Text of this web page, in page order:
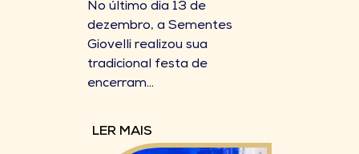
No último dia 13 de
dezembro, a Sementes
Giovelli realizou sua
tradicional festa de
encerram...
LER MAIS